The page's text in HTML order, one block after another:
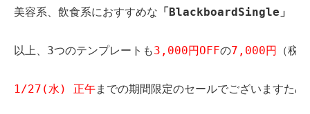
美容系、飲食系におすすめな 「BlackboardSingle」
以上、3つのテンプレートも3,000円OFFの7,000円 （税
1/27(水) 正午までの期間限定のセールでございますた